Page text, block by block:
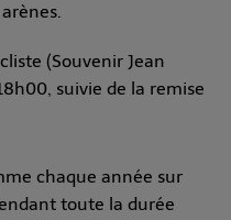
(Souvenir Jean
suivie de la remise
chaque année sur
toute la durée